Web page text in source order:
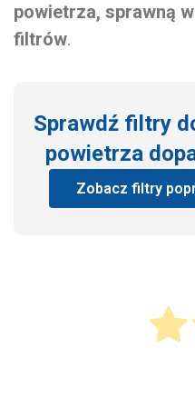
powietrza, sprawną
filtrów.
Sprawdź filtry
powietrza
Zobacz filtry